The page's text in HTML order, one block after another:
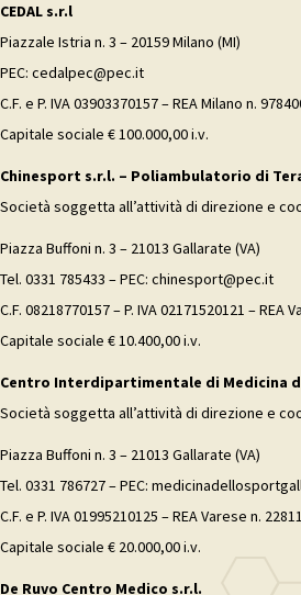
CEDAL s.r.l
Piazzale Istria n. 3 – 20159 Milano (MI)
PEC: cedalpec@pec.it
C.F. e P. IVA 03903370157 – REA Milano n.
Capitale sociale € 100.000,00 i.v.
Chinesport s.r.l. – Poliambulatorio di
Società soggetta all’attività di direzione e
Piazza Buffoni n. 3 – 21013 Gallarate (VA)
Tel. 0331 785433 – PEC: chinesport@pec.it
C.F. 08218770157 – P. IVA 02171520121 – REA
Capitale sociale € 10.400,00 i.v.
Centro Interdipartimentale di Medicina
Società soggetta all’attività di direzione e
Piazza Buffoni n. 3 – 21013 Gallarate (VA)
Tel. 0331 786727 – PEC:
C.F. e P. IVA 01995210125 – REA Varese n.
Capitale sociale € 20.000,00 i.v.
De Ruvo Centro Medico s.r.l.